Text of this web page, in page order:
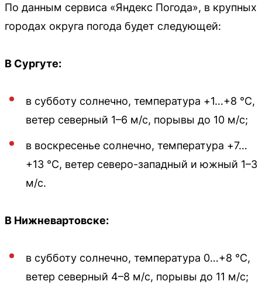
По данным сервиса «Яндекс Погода», в крупных
городах округа погода будет следующей:
В Сургуте:
в субботу солнечно, температура +1…+8 °C,
ветер северный 1–6 м/с, порывы до 10 м/с;
в воскресенье солнечно, температура +7…
+13 °C, ветер северо-западный и южный 1–3
м/с.
В Нижневартовске:
в субботу солнечно, температура 0…+8 °C,
ветер северный 4–8 м/с, порывы до 11 м/с;